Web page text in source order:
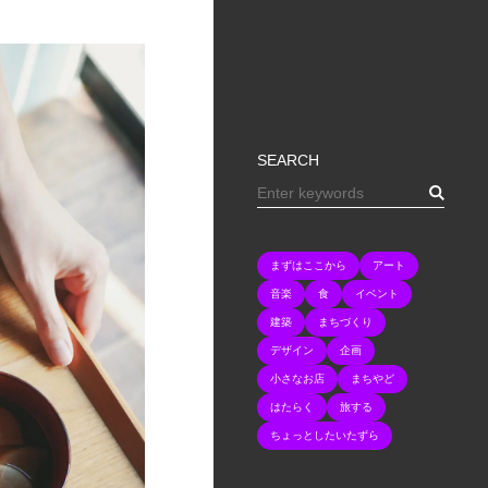
SEARCH
まずはここから アート
音楽 食 イベント
建築 まちづくり
デザイン 企画
小さなお店 まちやど
はたらく 旅する
ちょっとしたいたずら